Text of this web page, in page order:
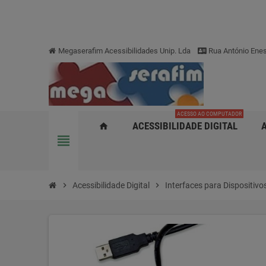
Megaserafim Acessibilidades Unip. Lda Rua António
view_headline
home ACESSIBILIDADE DIGITAL
ACESSO AO COMPUTADOR
chevron_right Acessibilidade Digital chevron_right Interfaces para